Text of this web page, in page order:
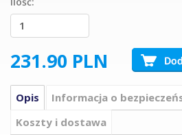
231.90 PLN
Opis Informacja o
Koszty i dostawa